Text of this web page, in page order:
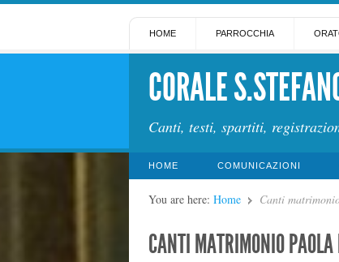
HOME PARROCCHIA
CORALE
Canti, testi, spartiti,
HOME COMUNICAZIONI
You are here: Home Canti
CANTI MATRIMONIO